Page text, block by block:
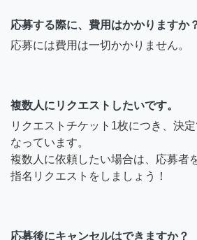
応募する際に、費用はかかりますか
応募には費用は一切かかりません。
複数人にリクエストしたいです。
リクエストチケット1枚につき、決
なっています。
複数人に依頼したい場合は、応募者
指名リクエストをしましょう！
応募後にキャンセルはできますか？